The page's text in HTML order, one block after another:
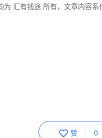
为 汇有钱途 所有，文章内容
赞 0